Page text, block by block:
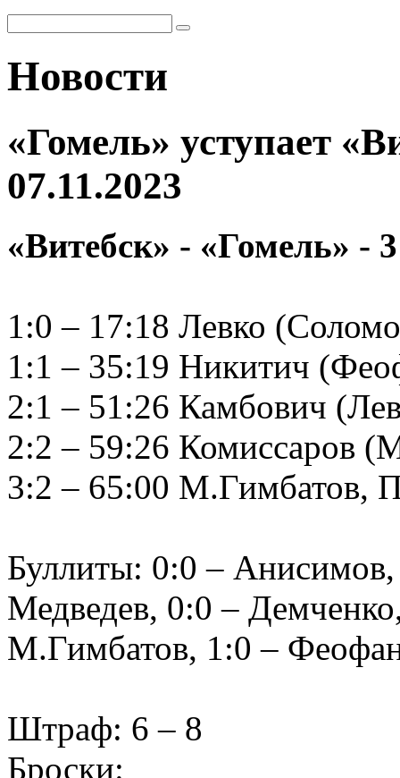
Новости
«Гомель» уступает
07.11.2023
«Витебск» - «Гомель» -
1:0 – 17:18 Левко
1:1 – 35:19 Никитич
2:1 – 51:26 Камбович
2:2 – 59:26 Комиссаров
3:2 – 65:00 М.Гимбатов,
Буллиты: 0:0 –
Медведев, 0:0 –
М.Гимбатов, 1:0 –
Штраф: 6 – 8
Броски: